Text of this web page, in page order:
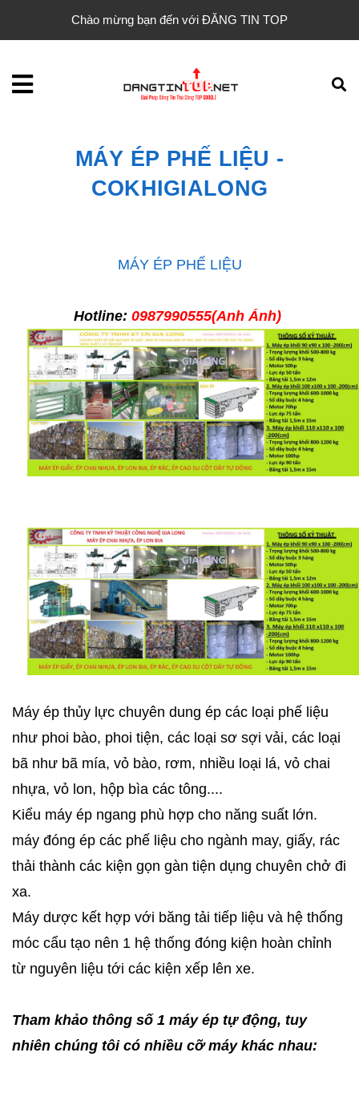
Chào mừng bạn đến với ĐĂNG TIN TOP
MÁY ÉP PHẾ LIỆU -
COKHIGIALONG
MÁY ÉP PHẾ LIỆU
Hotline: 0987990555(Anh Ánh)
Máy ép thủy lực chuyên dung ép các loại phế liệu
như phoi bào, phoi tiện, các loại sơ sợi vải, các loại
bã như bã mía, vỏ bào, rơm, nhiều loại lá, vỏ chai
nhựa, vỏ lon, hộp bìa các tông....
Kiểu máy ép ngang phù hợp cho năng suất lớn.
máy đóng ép các phế liệu cho ngành may, giấy, rác
thải thành các kiện gọn gàn tiện dụng chuyên chở đi
xa.
Máy dược kết hợp với băng tải tiếp liệu và hệ thống
móc cẩu tạo nên 1 hệ thống đóng kiện hoàn chỉnh
từ nguyên liệu tới các kiện xếp lên xe.
Tham khảo thông số 1 máy ép tự động, tuy
nhiên chúng tôi có nhiều cỡ máy khác nhau: